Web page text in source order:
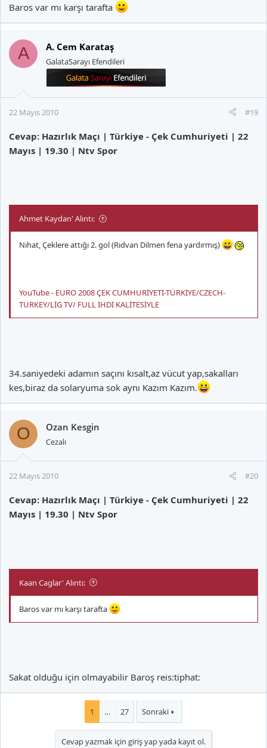
Baros var mı karşı tarafta
A A. Cem Karataş
GalataSarayı Efendileri
22 Mayıs 2010 #19
Cevap: Hazırlık Maçı | Türkiye - Çek Cumhuriyeti | 22
Mayıs | 19.30 | Ntv Spor
Ahmet Kaydan' Alıntı:
Nihat, Çeklere attığı 2. gol (Rıdvan Dilmen fena yardırmış)
YouTube - EURO 2008 ÇEK CUMHURİYETİ-TÜRKİYE/CZECH-
TURKEY/LİG TV/ FULL IHDI KALİTESİYLE
34.saniyedeki adamın saçını kısalt,az vücut yap,sakalları
kes,biraz da solaryuma sok aynı Kazım Kazım.
O Ozan Kesgin
Cezalı
22 Mayıs 2010 #20
Cevap: Hazırlık Maçı | Türkiye - Çek Cumhuriyeti | 22
Mayıs | 19.30 | Ntv Spor
Kaan Caglar' Alıntı:
Baros var mı karşı tarafta
Sakat olduğu için olmayabilir Baroş reis:tiphat:
1 … 27 Sonraki
Cevap yazmak için giriş yap yada kayıt ol.